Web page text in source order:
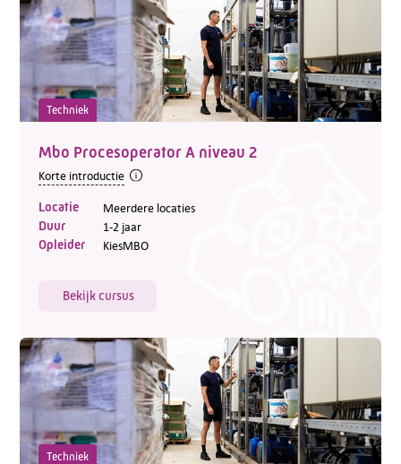
Techniek
Mbo Procesoperator A niveau 2
Korte introductie
Locatie Meerdere locaties
Duur 1-2 jaar
Opleider KiesMBO
Bekijk cursus
Techniek